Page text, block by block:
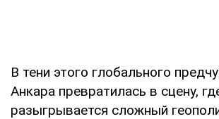
В тени этого глобального
Анкара превратилась в сцену,
разыгрывается сложный